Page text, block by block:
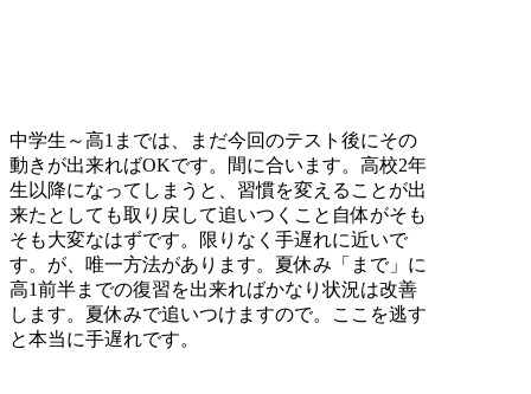
中学生～高1までは、まだ今回のテスト後にその
動きが出来ればOKです。間に合います。高校2年
生以降になってしまうと、習慣を変えることが出
来たとしても取り戻して追いつくこと自体がそも
そも大変なはずです。限りなく手遅れに近いで
す。が、唯一方法があります。夏休み「まで」に
高1前半までの復習を出来ればかなり状況は改善
します。夏休みで追いつけますので。ここを逃す
と本当に手遅れです。